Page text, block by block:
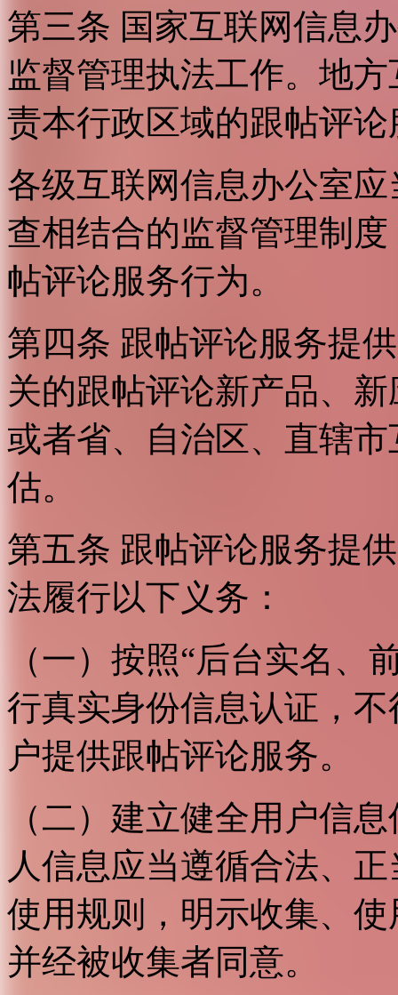
第三条 国家互联网信息
监督管理执法工作。地
责本行政区域的跟帖评
各级互联网信息办公室
查相结合的监督管理制
帖评论服务行为。
第四条 跟帖评论服务提
关的跟帖评论新产品、
或者省、自治区、直辖
估。
第五条 跟帖评论服务提
法履行以下义务：
（一）按照“后台实名、
行真实身份信息认证，
户提供跟帖评论服务。
（二）建立健全用户信
人信息应当遵循合法、
使用规则，明示收集、
并经被收集者同意。